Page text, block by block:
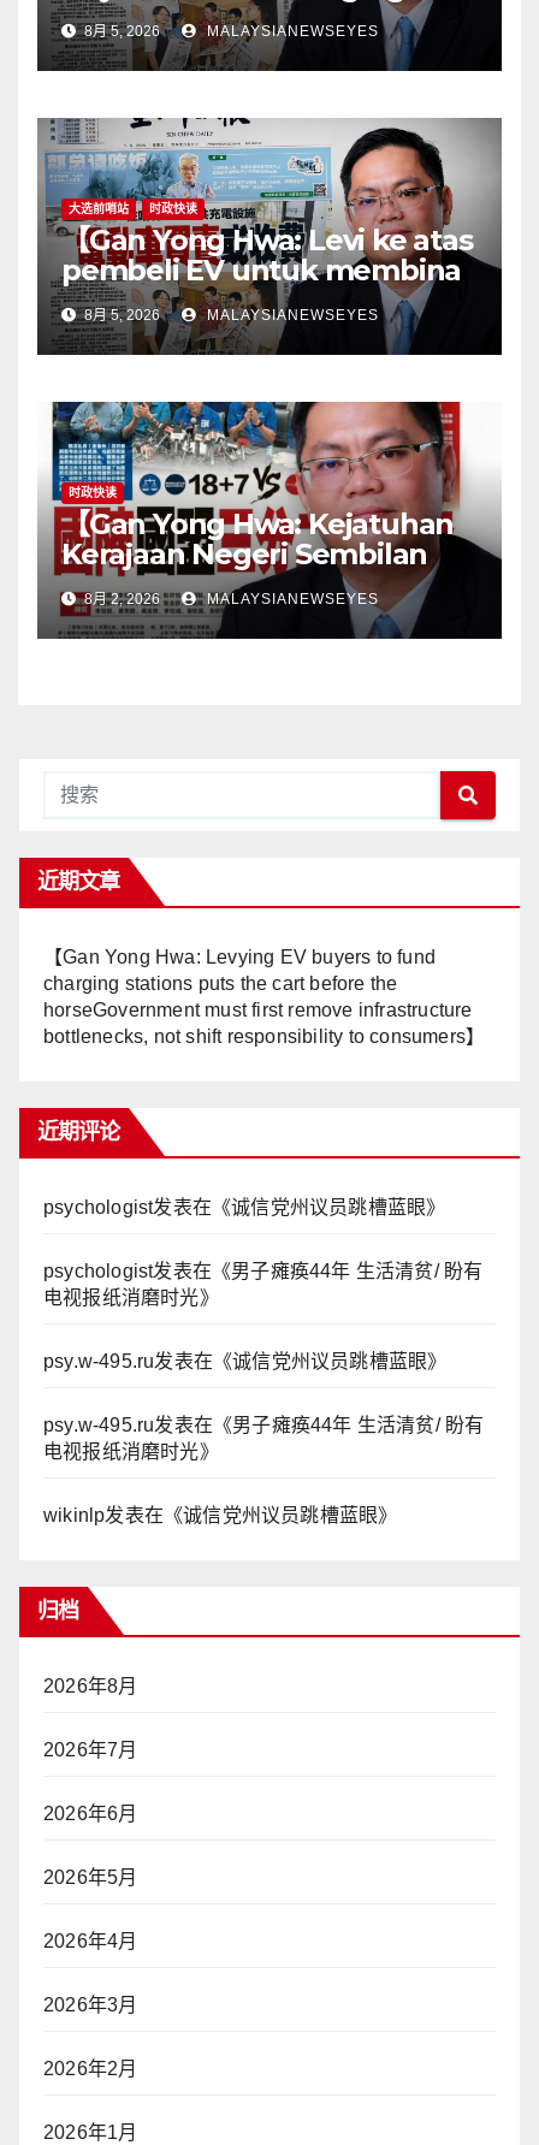
stations puts the cart before
the horseGovernment must
first remove infrastructure
responsibility to
consumers】
8月 5, 2026 MALAYSIANEWSEYES
大选前哨站 时政快读
【Gan Yong Hwa: Levi ke atas
pembeli EV untuk membina
stesen pengecasan satu
langkah songsangKerajaan
perlu tangani kekangan
jangan pindahkan
tanggungjawab kepada
pengguna】
8月 5, 2026 MALAYSIANEWSEYES
时政快读
【Gan Yong Hwa: Kejatuhan
Kerajaan Negeri Sembilan
Adalah Undi Tidak Percaya
Terhadap Pentadbiran
Anwar Harga Barang
8月 2, 2026 MALAYSIANEWSEYES
近期文章
【Gan Yong Hwa: Levying EV buyers to fund
charging stations puts the cart before the
horseGovernment must first remove infrastructure
bottlenecks, not shift responsibility to consumers】
近期评论
psychologist发表在《诚信党州议员跳槽蓝眼》
psychologist发表在《男子瘫痪44年 生活清贫/ 盼有
电视报纸消磨时光》
psy.w-495.ru发表在《诚信党州议员跳槽蓝眼》
psy.w-495.ru发表在《男子瘫痪44年 生活清贫/ 盼有
电视报纸消磨时光》
wikinlp发表在《诚信党州议员跳槽蓝眼》
归档
2026年8月
2026年7月
2026年6月
2026年5月
2026年4月
2026年3月
2026年2月
2026年1月